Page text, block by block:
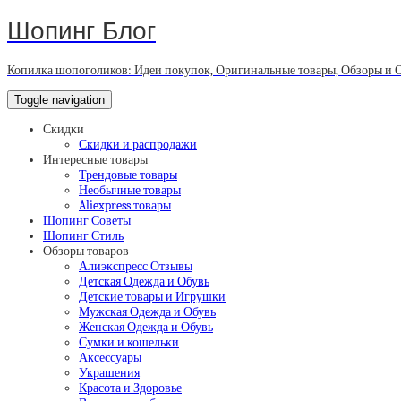
Шопинг Блог
Копилка шопоголиков: Идеи покупок, Оригинальные товары, Обзоры и
Toggle navigation
Скидки
Скидки и распродажи
Интересные товары
Трендовые товары
Необычные товары
Aliexpress товары
Шопинг Советы
Шопинг Стиль
Обзоры товаров
Алиэкспресс Отзывы
Детская Одежда и Обувь
Детские товары и Игрушки
Мужская Одежда и Обувь
Женская Одежда и Обувь
Сумки и кошельки
Аксессуары
Украшения
Красота и Здоровье